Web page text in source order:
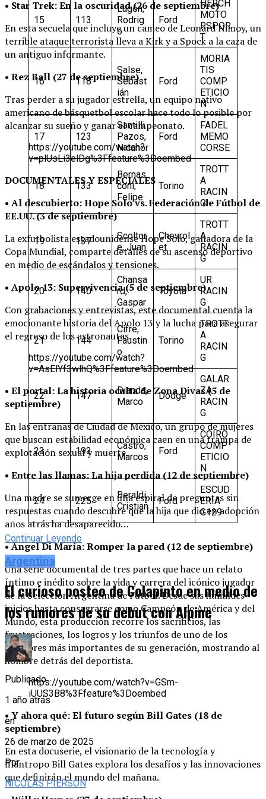
• Star Trek: En la oscuridad (26 de septiembre)
En esta secuela que incluye un cameo de Leonard Nimoy, un
terrible ataque terrorista lleva a Kirk y a Spock a la caza de
un antiguo informante.
• Rez Ball (27 de septiembre)
Tras perder a su jugador estrella, un equipo nativo
americano de básquetbol escolar hace todo lo posible por
alcanzar su sueño y ganar el campeonato.
https://youtube.com/watch?
v=plUsLi3elDg%3Ffeature%3Doembed
DOCUMENTALES Y ESPECIALES
• Al descubierto: Hope Solo vs. Federación de Fútbol de
EE.UU. (3 de septiembre)
La exfutbolista estadounidense Hope Solo, ganadora de la
Copa Mundial, comparte detalles de su ascenso deportivo
en medio de escándalos y tensiones.
• Apolo 13: Supervivencia (5 de septiembre)
Con grabaciones y entrevistas, este documental cuenta la
emocionante historia del Apolo 13 y la lucha para asegurar
el regreso de los astronautas.
https://youtube.com/watch?
v=AsElYf3wlhQ%3Ffeature%3Doembed
• El portal: La historia oculta de Zona Divas (5 de
septiembre)
En las entrañas de Ciudad de México, un grupo de mujeres
que buscan estabilidad económica caen en una trampa de
explotación sexual y muerte.
• Entre las llamas: La hija perdida (12 de septiembre)
Una madre se sumerge en una espiral de preguntas sin
respuestas cuando descubre que la hija que dio en adopción
años atrás ha desaparecido…
• Ángel Di María: Romper la pared (12 de septiembre)
Una serie documental de tres partes que hace un relato
íntimo e inédito sobre la vida y carrera del icónico jugador
de la Selección Argentina de Fútbol. Desde sus humildes
inicios hasta consagrarse como Campeón de América y del
Mundo, esta producción recorre los sacrificios, las
frustraciones, los logros y los triunfos de uno de los
jugadores más importantes de su generación, mostrando al
hombre detrás del deportista.
https://youtube.com/watch?v=GSm-
iUUS3B8%3Ffeature%3Doembed
• Y ahora qué: El futuro según Bill Gates (18 de
septiembre)
En esta docuserie, el visionario de la tecnología y
filántropo Bill Gates explora los desafíos y las innovaciones
que definirán el mundo del mañana.
15 113
Lugón,
Rodrig
o
Ford
HERCH
MOTO
RSPOR
T
16 118
Salse,
Sebast
ián
Ford
MORIA
TIS
COMP
ETICIO
N
17 123
Santilli
Pazos,
Nicanor
Ford
FADEL
MEMO
CORSE
18 133
Bernas
coni,
Felipe
Torino
TROTT
A
RACIN
G
19 137
Scoltor
e, Juan
Chevrol
et
TROTT
A
RACIN
G
20 140
Chansa
rd,
Gaspar
Toyota
UR
RACIN
G
21 144
Cifre,
Faustin
o
Torino
TROTT
A
RACIN
G
22 147
Dianda,
Marco
Dodge
GALAR
ZA
RACIN
G
23 193
Castro,
Marcos
Ford
COIRO
COMP
ETICIO
N
24 225
Beraldi,
Cristian
Ford
ESCUD
ERIA
G129
Continuar Leyendo
Argentina
El curioso posteo de Colapinto en medio de
los rumores de su debut con Alpine
Publicado
1 año atrás
en
26 de marzo de 2025
Por
NICOLAS PIERSON